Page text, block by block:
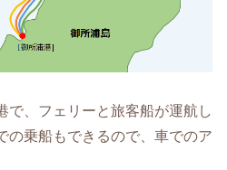
で、フェリーと旅客船が運航し
の乗船もできるので、車でのア